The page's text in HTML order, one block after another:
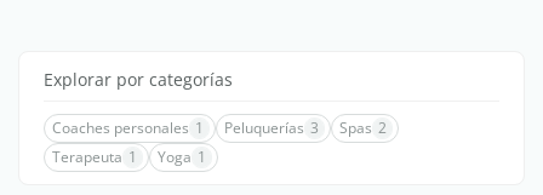
Explorar por categorías
Coaches personales 1 Peluquerías 3 Spas 2
Terapeuta 1 Yoga 1